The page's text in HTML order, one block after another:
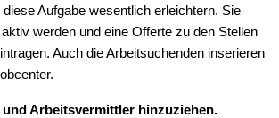
Aufgabe wesentlich erleichtern. Sie
werden und eine Offerte zu den Stellen
Auch die Arbeitsuchenden inserieren
Arbeitsvermittler hinzuziehen.